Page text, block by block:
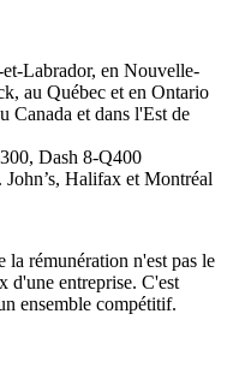
Labrador, en Nouvelle-
au Québec et en Ontario
Canada et dans l'Est de
Dash 8-Q400
John’s, Halifax et Montréal
la rémunération n'est pas le
d'une entreprise. C'est
ensemble compétitif.